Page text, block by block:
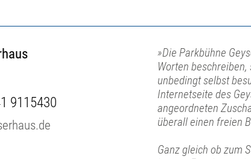
9115430
»Die Parkbühne
Worten
unbedingt selbst
Internetseite des
angeordneten
überall einen freien
Ganz gleich ob zum